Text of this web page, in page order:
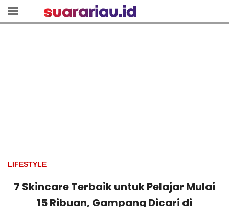
LIFESTYLE
7 Skincare Terbaik untuk Pelajar Mulai
15 Ribuan, Gampang Dicari di